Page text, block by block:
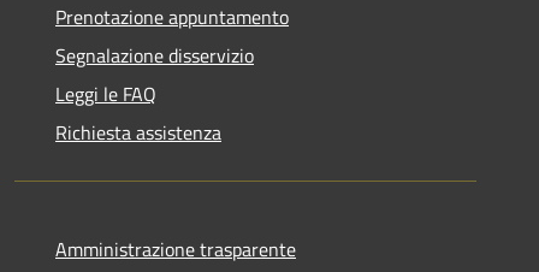
Prenotazione appuntamento
Segnalazione disservizio
Leggi le FAQ
Richiesta assistenza
Amministrazione trasparente